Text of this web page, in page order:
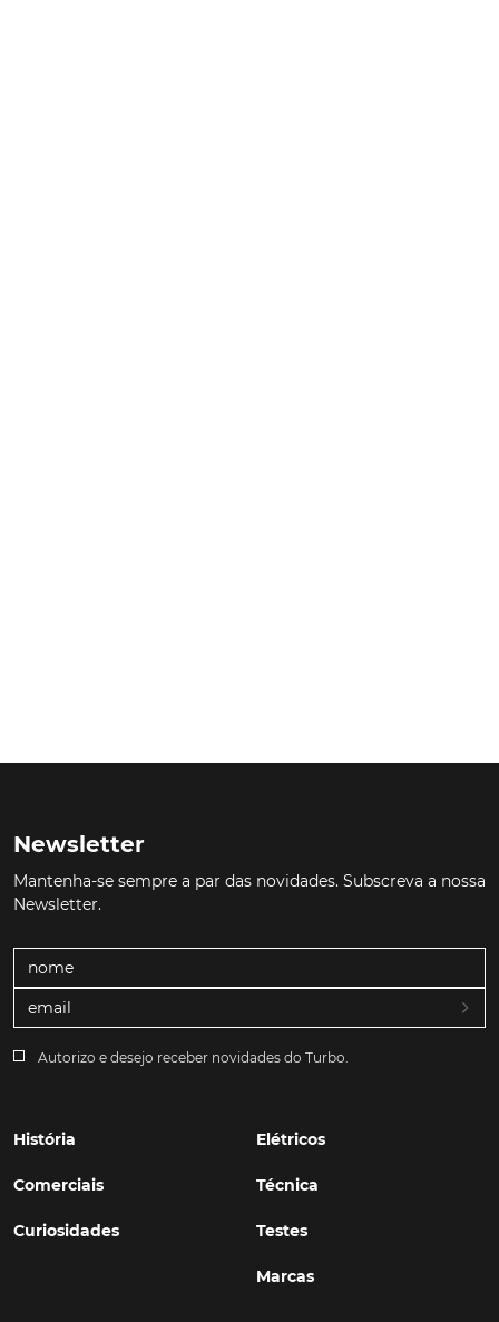
Newsletter
Mantenha-se sempre a par das novidades. Subscreva a nossa
Newsletter.
Autorizo e desejo receber novidades do Turbo.
História
Comerciais
Curiosidades
Elétricos
Técnica
Testes
Marcas